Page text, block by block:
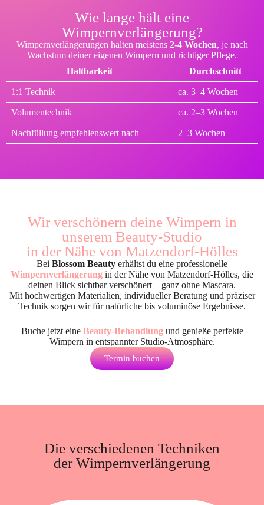
Wie lange hält eine
Wimpernverlängerung?
Wimpernverlängerungen halten meistens 2-4 Wochen, je nach
Wachstum deiner eigenen Wimpern und richtiger Pflege.
Haltbarkeit
Durchschnitt
1:1 Technik ca. 3–4 Wochen
Volumentechnik ca. 2–3 Wochen
Nachfüllung empfehlenswert nach 2–3 Wochen
Wir verschönern deine Wimpern in
unserem Beauty-Studio
in der Nähe von Matzendorf-Hölles
Bei Blossom Beauty erhältst du eine professionelle
Wimpernverlängerung in der Nähe von Matzendorf-Hölles, die
deinen Blick sichtbar verschönert – ganz ohne Mascara.
Mit hochwertigen Materialien, individueller Beratung und präziser
Technik sorgen wir für natürliche bis voluminöse Ergebnisse.
Buche jetzt eine Beauty-Behandlungund genieße perfekte
Wimpern in entspannter Studio-Atmosphäre.
Termin buchen
Die verschiedenen Techniken
der Wimpernverlängerung